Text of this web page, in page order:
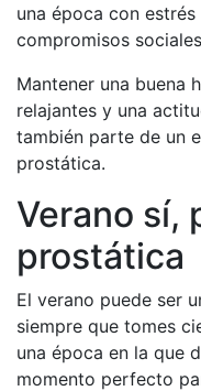
una época con
compromisos
Mantener una buena
relajantes y una
también parte de un
prostática.
Verano sí,
prostática
El verano puede ser
siempre que tomes
una época en la que
momento perfecto